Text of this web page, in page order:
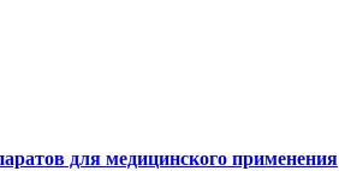
для медицинского применения